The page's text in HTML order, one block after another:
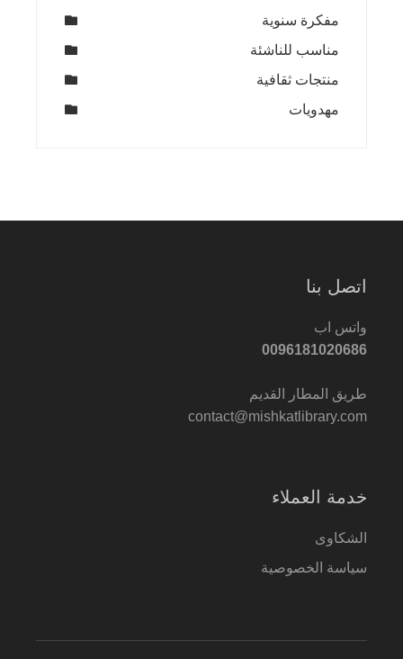
مفكرة سنوية
مناسب للناشئة
منتجات ثقافية
مهدويات
اتصل بنا
واتس اب
0096181020686
طريق المطار القديم
contact@mishkatlibrary.com
خدمة العملاء
الشكاوى
سياسة الخصوصية